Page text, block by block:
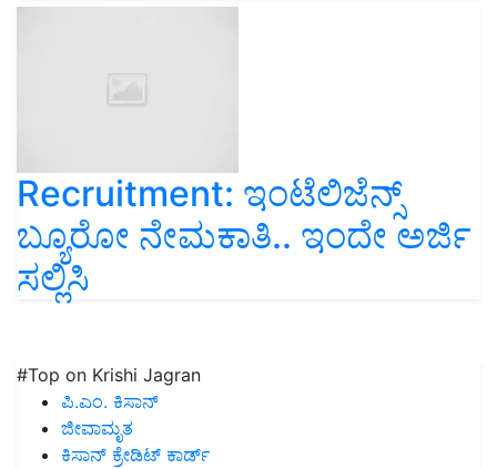
Recruitment: ಇಂಟೆಲಿಜೆನ್ಸ್
ಬ್ಯೂರೋ ನೇಮಕಾತಿ.. ಇಂದೇ ಅರ್ಜಿ
ಸಲ್ಲಿಸಿ
#Top on Krishi Jagran
ಪಿ.ಎಂ. ಕಿಸಾನ್
ಜೀವಾಮೃತ
ಕಿಸಾನ್ ಕ್ರೇಡಿಟ್ ಕಾರ್ಡ್